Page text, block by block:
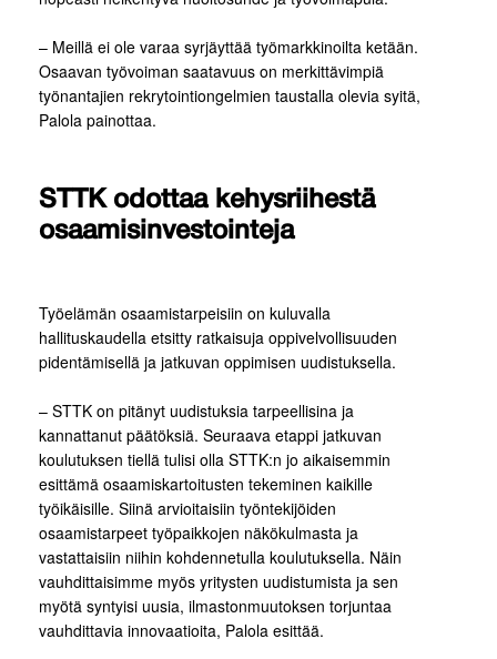
– Meillä ei ole varaa syrjäyttää työmarkkinoilta ketään.
Osaavan työvoiman saatavuus on merkittävimpiä
työnantajien rekrytointiongelmien taustalla olevia syitä,
Palola painottaa.
STTK odottaa kehysriihestä
osaamisinvestointeja
Työelämän osaamistarpeisiin on kuluvalla
hallituskaudella etsitty ratkaisuja oppivelvollisuuden
pidentämisellä ja jatkuvan oppimisen uudistuksella.
– STTK on pitänyt uudistuksia tarpeellisina ja
kannattanut päätöksiä. Seuraava etappi jatkuvan
koulutuksen tiellä tulisi olla STTK:n jo aikaisemmin
esittämä osaamiskartoitusten tekeminen kaikille
työikäisille. Siinä arvioitaisiin työntekijöiden
osaamistarpeet työpaikkojen näkökulmasta ja
vastattaisiin niihin kohdennetulla koulutuksella. Näin
vauhdittaisimme myös yritysten uudistumista ja sen
myötä syntyisi uusia, ilmastonmuutoksen torjuntaa
vauhdittavia innovaatioita, Palola esittää.